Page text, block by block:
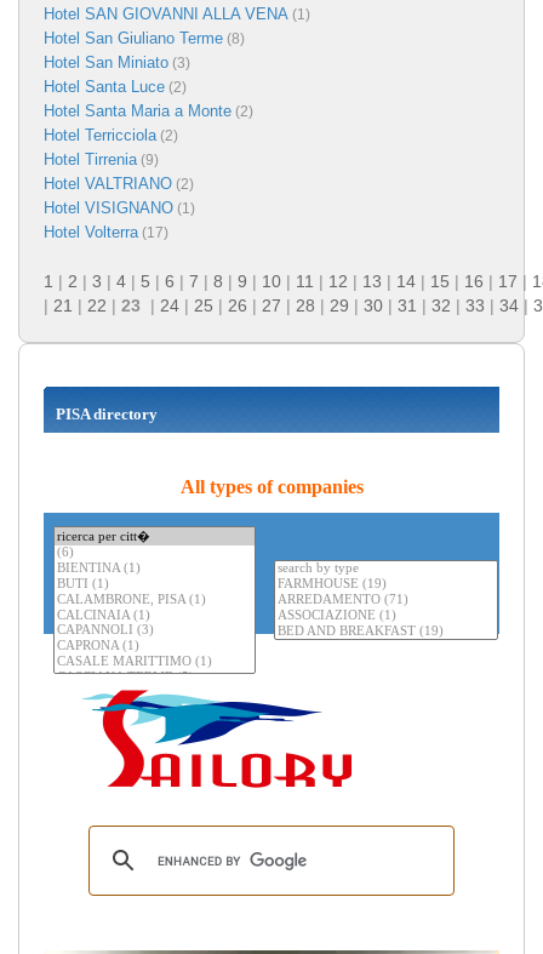
Hotel SAN GIOVANNI ALLA VENA (1)
Hotel San Giuliano Terme (8)
Hotel San Miniato (3)
Hotel Santa Luce (2)
Hotel Santa Maria a Monte (2)
Hotel Terricciola(2)
Hotel Tirrenia(9)
Hotel VALTRIANO (2)
Hotel VISIGNANO (1)
Hotel Volterra(17)
1 | 2 | 3 | 4 | 5 | 6 | 7 | 8 | 9 | 10 | 11 | 12 | 13 | 14 | 15 | 16 | 17 |
| 21 | 22 | 23 | 24 | 25 | 26 | 27 | 28 | 29 | 30 | 31 | 32 | 33 | 34 |
PISA directory
All types of companies